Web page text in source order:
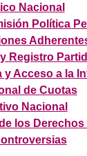
Nacional
Política
Registro
y Acceso a la
de Cuotas
Nacional
los